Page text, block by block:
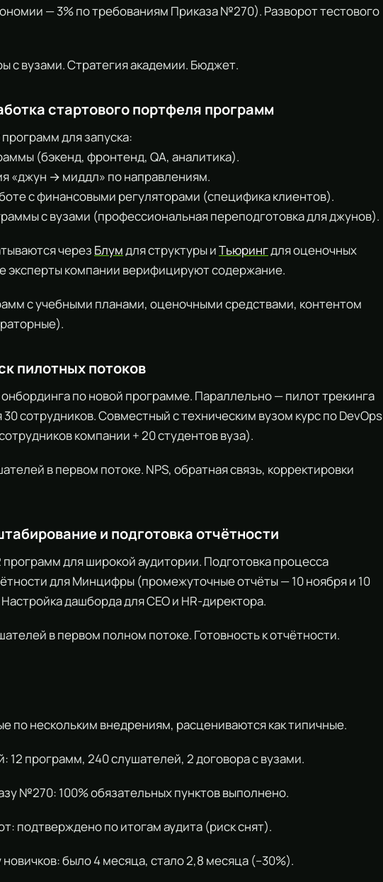
— 3% по требованиям Приказа №270). Разворот тестового
с вузами. Стратегия академии. Бюджет.
стартового портфеля программ
для запуска:
(бэкенд, фронтенд, QA, аналитика).
«джун → миддл» по направлениям.
с финансовыми регуляторами (специфика клиентов).
с вузами (профессиональная переподготовка для джунов).
через Блумдля структуры иТьюрингдля оценочных
эксперты компании верифицируют содержание.
с учебными планами, оценочными средствами, контентом
пилотных потоков
по новой программе. Параллельно — пилот трекинга
сотрудников. Совместный с техническим вузом курс по DevOps
компании + 20 студентов вуза).
в первом потоке. NPS, обратная связь, корректировки
и подготовка отчётности
программ для широкой аудитории. Подготовка процесса
для Минцифры (промежуточные отчёты — 10 ноября и 10
дашборда для CEO и HR-директора.
в первом полном потоке. Готовность к отчётности.
по нескольким внедрениям, расцениваются как типичные.
12 программ, 240 слушателей, 2 договора с вузами.
№270: 100% обязательных пунктов выполнено.
подтверждено по итогам аудита (риск снят).
было 4 месяца, стало 2,8 месяца (–30%).